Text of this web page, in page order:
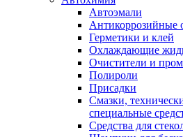
Автоэмали
Антикоррозийные
Герметики и клей
Охлаждающие
Очистители и
Полироли
Присадки
Смазки,
специальные
Средства для